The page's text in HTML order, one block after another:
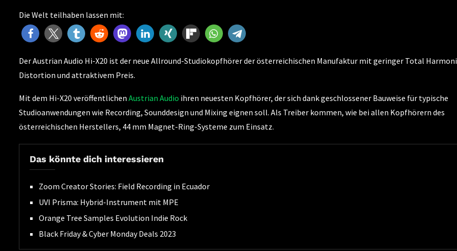
Die Welt teilhaben lassen mit:
Der Austrian Audio Hi-X20 ist der neue Allround-Studiokopfhörer der österreichischen Manufaktur mit geringer Total
Distortion und attraktivem Preis.
Mit dem Hi-X20 veröffentlichen Austrian Audio ihren neuesten Kopfhörer, der sich dank geschlossener Bauweise für typische
Studioanwendungen wie Recording, Sounddesign und Mixing eignen soll. Als Treiber kommen, wie bei allen Kopfhörern des
österreichischen Herstellers, 44 mm Magnet-Ring-Systeme zum Einsatz.
Das könnte dich interessieren
Zoom Creator Stories: Field Recording in Ecuador
UVI Prisma: Hybrid-Instrument mit MPE
Orange Tree Samples Evolution Indie Rock
Black Friday & Cyber Monday Deals 2023